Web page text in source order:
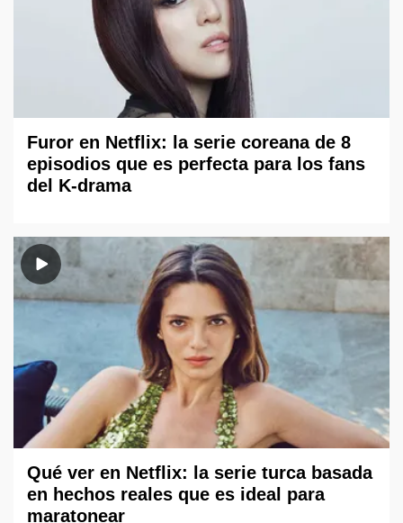
Furor en Netflix: la serie coreana de 8
episodios que es perfecta para los fans
del K-drama
Qué ver en Netflix: la serie turca basada
en hechos reales que es ideal para
maratonear